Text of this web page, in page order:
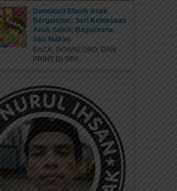
Download Ebook Anak
Bergambar: Seri Kebiasaan
Anak Saleh; Bagaimana
Aku Makan
BACA, DOWNLOAD, DAN
PRINT DI SINI...